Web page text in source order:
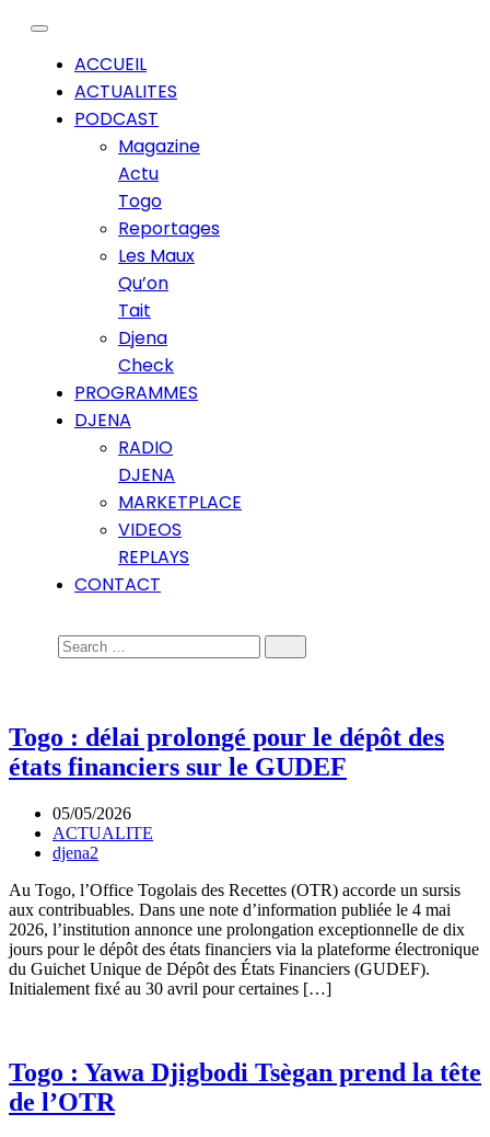
ACCUEIL
ACTUALITES
PODCAST
Magazine
Actu
Togo
Reportages
Les Maux
Qu’on
Tait
Djena
Check
PROGRAMMES
DJENA
RADIO
DJENA
MARKETPLACE
VIDEOS
REPLAYS
CONTACT
Togo : délai prolongé pour le dépôt des
états financiers sur le GUDEF
05/05/2026
ACTUALITE
djena2
Au Togo, l’Office Togolais des Recettes (OTR) accorde un sursis
aux contribuables. Dans une note d’information publiée le 4 mai
2026, l’institution annonce une prolongation exceptionnelle de dix
jours pour le dépôt des états financiers via la plateforme électronique
du Guichet Unique de Dépôt des États Financiers (GUDEF).
Initialement fixé au 30 avril pour certaines […]
Togo : Yawa Djigbodi Tsègan prend la tête
de l’OTR